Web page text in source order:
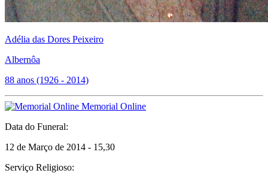
Adélia das Dores Peixeiro
Albernôa
88 anos (1926 - 2014)
Memorial Online
Data do Funeral:
12 de Março de 2014 - 15,30
Serviço Religioso: